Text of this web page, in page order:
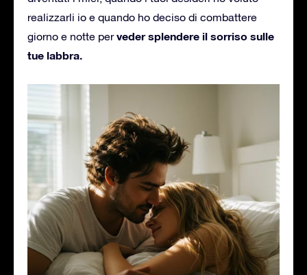
realizzarli io e quando ho deciso di combattere
giorno e notte perveder splendere il sorriso sulle
tue labbra.